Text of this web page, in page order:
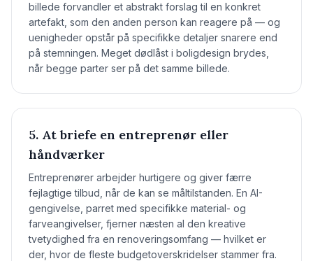
billede forvandler et abstrakt forslag til en konkret
artefakt, som den anden person kan reagere på — og
uenigheder opstår på specifikke detaljer snarere end
på stemningen. Meget dødlåst i boligdesign brydes,
når begge parter ser på det samme billede.
5. At briefe en entreprenør eller
håndværker
Entreprenører arbejder hurtigere og giver færre
fejlagtige tilbud, når de kan se måltilstanden. En AI-
gengivelse, parret med specifikke material- og
farveangivelser, fjerner næsten al den kreative
tvetydighed fra en renoveringsomfang — hvilket er
der, hvor de fleste budgetoverskridelser stammer fra.